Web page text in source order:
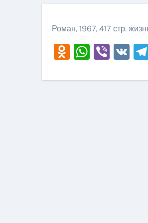
Роман, 1967, 417 стр.
Viber